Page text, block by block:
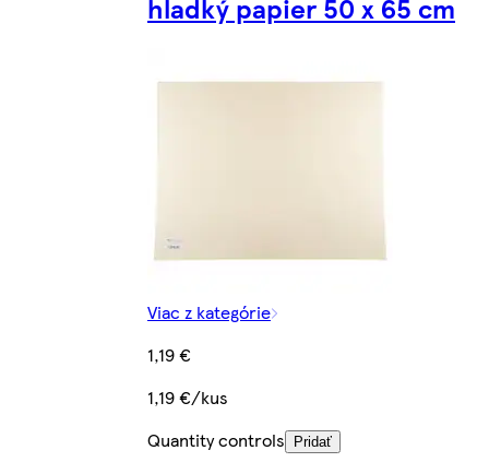
hladký papier 50 x 65 cm
Viac z kategórie
1,19 €
1,19 €/kus
Quantity controls
Pridať